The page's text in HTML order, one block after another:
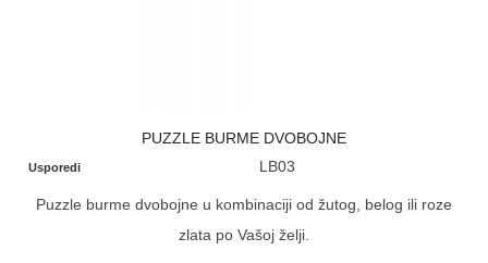
PUZZLE BURME DVOBOJNE
Usporedi LB03
Puzzle burme dvobojne u kombinaciji od žutog, belog ili roze
zlata po Vašoj želji.